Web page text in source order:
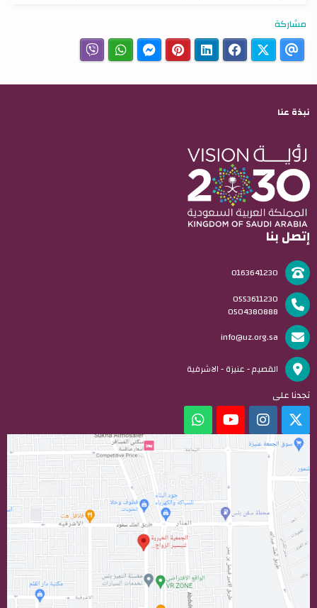
مشاركة
نبذة عنا
إتصل بنا
0163641230
0553611230
0504380888
info@uz.org.sa
القصيم - عنيزة - الاشرفية
تجدنا على